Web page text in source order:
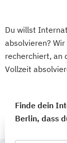
Du willst
absolvieren?
recherchiert, an
Vollzeit
Finde dein
Berlin, dass